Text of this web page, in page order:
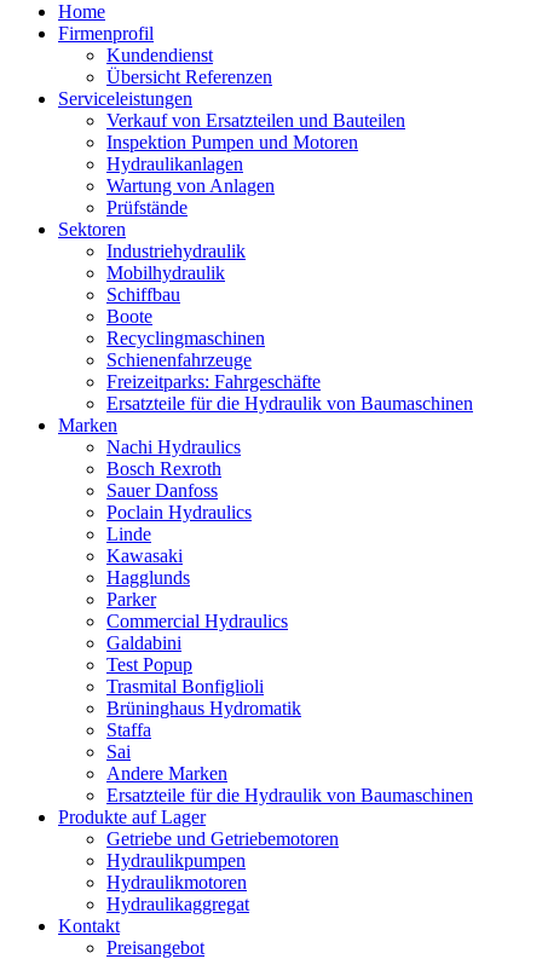
Home
Firmenprofil
Kundendienst
Übersicht Referenzen
Serviceleistungen
Verkauf von Ersatzteilen und Bauteilen
Inspektion Pumpen und Motoren
Hydraulikanlagen
Wartung von Anlagen
Prüfstände
Sektoren
Industriehydraulik
Mobilhydraulik
Schiffbau
Boote
Recyclingmaschinen
Schienenfahrzeuge
Freizeitparks: Fahrgeschäfte
Ersatzteile für die Hydraulik von Baumaschinen
Marken
Nachi Hydraulics
Bosch Rexroth
Sauer Danfoss
Poclain Hydraulics
Linde
Kawasaki
Hagglunds
Parker
Commercial Hydraulics
Galdabini
Test Popup
Trasmital Bonfiglioli
Brüninghaus Hydromatik
Staffa
Sai
Andere Marken
Ersatzteile für die Hydraulik von Baumaschinen
Produkte auf Lager
Getriebe und Getriebemotoren
Hydraulikpumpen
Hydraulikmotoren
Hydraulikaggregat
Kontakt
Preisangebot